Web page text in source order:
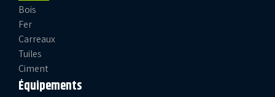
Bois
Fer
Carreaux
Tuiles
Ciment
Équipements